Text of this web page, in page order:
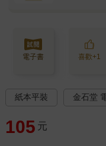
電子書 喜歡+1
紙本平裝 金石堂
105 元